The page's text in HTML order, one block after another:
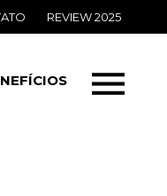
REVIEW 2025